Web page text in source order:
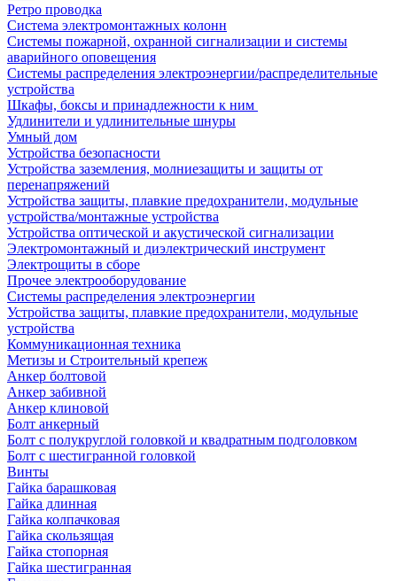
Ретро проводка
Система электромонтажных колонн
Системы пожарной, охранной сигнализации и системы
аварийного оповещения
Системы распределения электроэнергии/распределительные
устройства
Шкафы, боксы и принадлежности к ним
Удлинители и удлинительные шнуры
Умный дом
Устройства безопасности
Устройства заземления, молниезащиты и защиты от
перенапряжений
Устройства защиты, плавкие предохранители, модульные
устройства/монтажные устройства
Устройства оптической и акустической сигнализации
Электромонтажный и диэлектрический инструмент
Электрощиты в сборе
Прочее электрооборудование
Системы распределения электроэнергии
Устройства защиты, плавкие предохранители, модульные
устройства
Коммуникационная техника
Метизы и Строительный крепеж
Анкер болтовой
Анкер забивной
Анкер клиновой
Болт анкерный
Болт с полукруглой головкой и квадратным подголовком
Болт с шестигранной головкой
Винты
Гайка барашковая
Гайка длинная
Гайка колпачковая
Гайка скользящая
Гайка стопорная
Гайка шестигранная